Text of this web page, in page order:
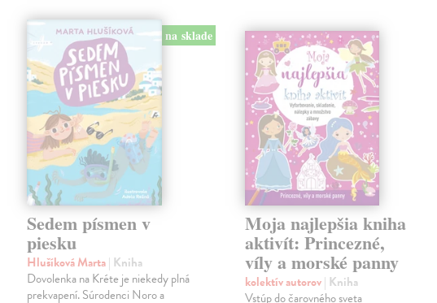
na sklade
Sedem písmen v
piesku
Hlušíková Marta| Kniha
Dovolenka na Kréte je niekedy plná
prekvapení. Súrodenci Noro a
Moja najlepšia kniha
aktivít: Princezné,
víly a morské panny
kolektív autorov| Kniha
Vstúp do čarovného sveta